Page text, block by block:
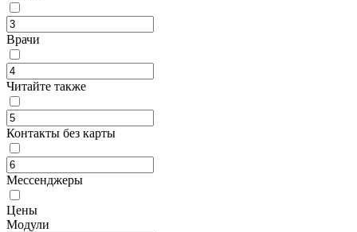
Врачи
Читайте также
Контакты без карты
Мессенджеры
Цены
Модули